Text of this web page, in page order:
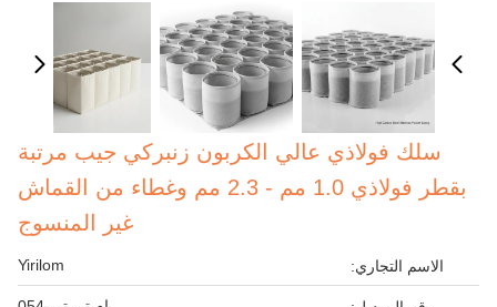
سلك فولاذي عالي الكربون زنبركي جيب مرتبة
بقطر فولاذي 1.0 مم - 2.3 مم وغطاء من القماش
غير المنسوج
الاسم التجاري: Yirilom